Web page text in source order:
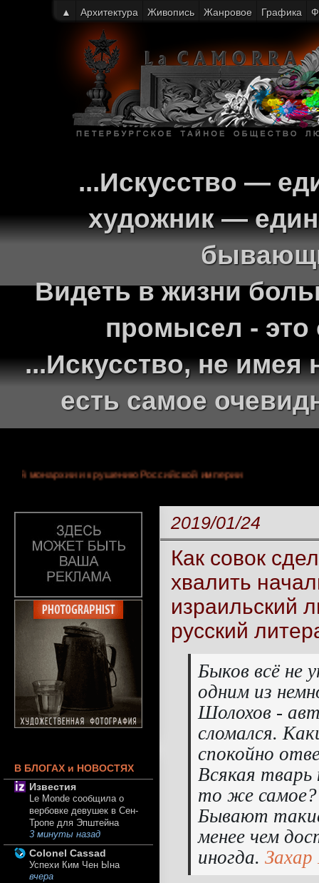
...Искусство —
художник —
Видеть в жизни
промысел - это
...Искусство, не
есть самое
летней монархии и крушению Российской империи
2019/01/24
Как совок
хвалить
израильский
русский
Быков всё не
одним из
Шолохов -
сломался.
спокойно
Всякая
то же
Бывают
менее чем
иногда.
В БЛОГАХ и НОВОСТЯХ
Известия
Le Monde сообщила о
вербовке девушек в Сен-
Тропе для Эпштейна
3 минуты назад
Colonel Cassad
Успехи Ким Чен Ына
вчера
▲ Архитектура Живопись Жанровое Графика